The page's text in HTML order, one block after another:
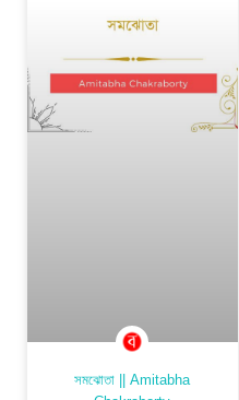
সমঝোতা || Amitabha